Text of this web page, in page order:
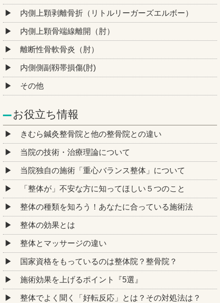
内側上顆剥離骨折（リトルリーガーズエルボー）
内側上顆骨端線離開（肘）
離断性骨軟骨炎（肘）
内側側副靱帯損傷(肘)
その他
お役立ち情報
きむら鍼灸整骨院と他の整骨院との違い
当院の技術・治療理論について
当院独自の施術「重心バランス整体」について
「整体が」不安な方に知ってほしい５つのこと
整体の種類を知ろう！あなたに合っている施術法
整体の効果とは
整体とマッサージの違い
国家資格をもっているのは整体院？整骨院？
施術効果を上げるポイント『5選』
整体でよく聞く「好転反応」とは？その対処法は？